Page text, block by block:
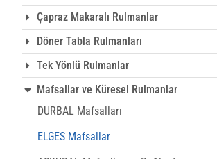
Çapraz Makaralı Rulmanlar
Döner Tabla Rulmanları
Tek Yönlü Rulmanlar
Mafsallar ve Küresel Rulmanlar
DURBAL Mafsalları
ELGES Mafsallar